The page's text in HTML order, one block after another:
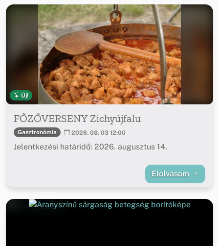
Új!
FŐZŐVERSENY Zichyújfalu
Gasztronómia 2026. 08. 03 12:00
Jelentkezési határidő: 2026. augusztus 14.
Elolvasom